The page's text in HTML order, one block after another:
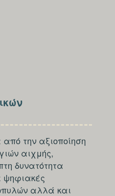
την αξιοποίηση
αιχμής,
δυνατότητα
ψηφιακές
αλλά και